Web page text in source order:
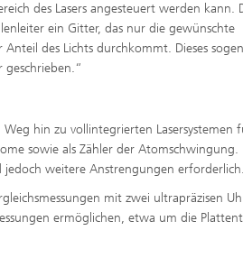
des Lasers angesteuert werden kann.
ein Gitter, das nur die gewünschte
des Lichts durchkommt. Dieses
hin zu vollintegrierten Lasersystemen
sowie als Zähler der Atomschwingung.
weitere Anstrengungen erforderlich.
mit zwei ultrapräzisen
ermöglichen, etwa um die